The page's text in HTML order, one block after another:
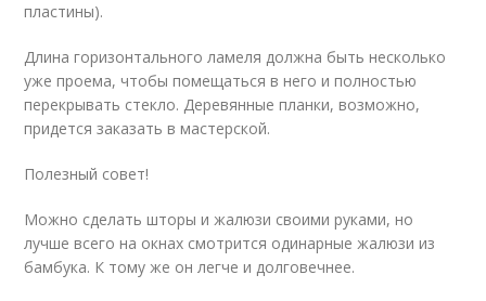
пластины).
Длина горизонтального ламеля должна быть несколько
уже проема, чтобы помещаться в него и полностью
перекрывать стекло. Деревянные планки, возможно,
придется заказать в мастерской.
Полезный совет!
Можно сделать шторы и жалюзи своими руками, но
лучше всего на окнах смотрится одинарные жалюзи из
бамбука. К тому же он легче и долговечнее.